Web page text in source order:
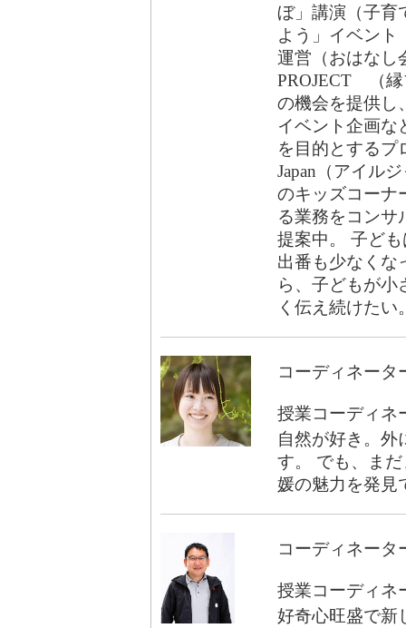
ぼ」講演（子
よう」イベン
運営（おはなし
PROJECT （
の機会を提供し
イベント企画な
を目的とす
Japan（アイル
のキッズコーナ
る業務をコンサ
提案中。 子ど
出番も少なくな
ら、子どもが小
く伝え続けたい
コーディネータ
授業コーディネ
自然が好き。外
す。 でも、ま
媛の魅力を発見
コーディネータ
授業コーディネ
好奇心旺盛で新